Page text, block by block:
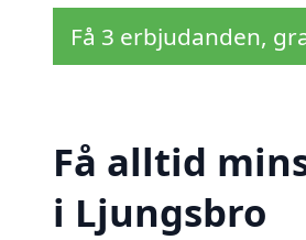
Få 3 erbjudanden,
Få alltid
i Ljungsbro